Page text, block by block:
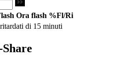
Ora flash %Fl/Ri
di 15 minuti